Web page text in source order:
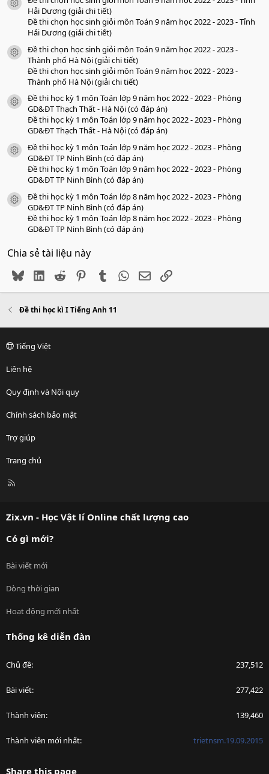
o
icon tài liệu
Hải Dương (giải chi tiết)
Đề thi chọn học sinh giỏi môn Toán 9 năm học 2022 - 2023 - Tỉnh
Hải Dương (giải chi tiết)
icon tài liệu
Đề thi chọn học sinh giỏi môn Toán 9 năm học 2022 - 2023 -
Thành phố Hà Nội (giải chi tiết)
Đề thi chọn học sinh giỏi môn Toán 9 năm học 2022 - 2023 -
Thành phố Hà Nội (giải chi tiết)
icon tài liệu
Đề thi học kỳ 1 môn Toán lớp 9 năm học 2022 - 2023 - Phòng
GD&ĐT Thạch Thất - Hà Nội (có đáp án)
Đề thi học kỳ 1 môn Toán lớp 9 năm học 2022 - 2023 - Phòng
GD&ĐT Thạch Thất - Hà Nội (có đáp án)
icon tài liệu
Đề thi học kỳ 1 môn Toán lớp 9 năm học 2022 - 2023 - Phòng
GD&ĐT TP Ninh Bình (có đáp án)
Đề thi học kỳ 1 môn Toán lớp 9 năm học 2022 - 2023 - Phòng
GD&ĐT TP Ninh Bình (có đáp án)
icon tài liệu
Đề thi học kỳ 1 môn Toán lớp 8 năm học 2022 - 2023 - Phòng
GD&ĐT TP Ninh Bình (có đáp án)
Đề thi học kỳ 1 môn Toán lớp 8 năm học 2022 - 2023 - Phòng
GD&ĐT TP Ninh Bình (có đáp án)
Chia sẻ tài liệu này
BlueskyLinkedIn
Reddit PinterestTumblr WhatsApp
EmailLink
Đề thi học kì I Tiếng Anh 11
Tiếng Việt
Liên hệ
Quy định và Nội quy
Chính sách bảo mật
Trợ giúp
Trang chủ
R
Zix.vn - Học Vật lí Online chất lượng cao
Có gì mới?
Bài viết mới
Dòng thời gian
Hoạt động mới nhất
Thống kê diễn đàn
Chủ đề 237,512
Bài viết 277,422
Thành viên 139,460
Thành viên mới nhất trietnsm.19.09.2015
Share this page